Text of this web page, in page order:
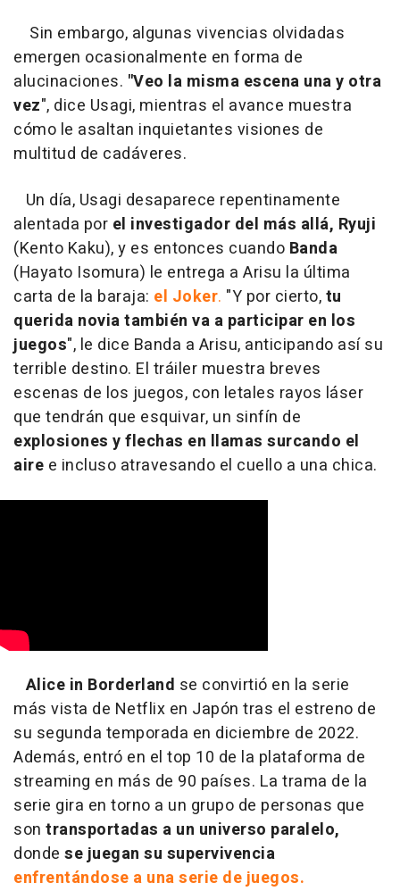
Sin embargo, algunas vivencias olvidadas
emergen ocasionalmente en forma de
alucinaciones. "Veo la misma escena una y otra
vez", dice Usagi, mientras el avance muestra
cómo le asaltan inquietantes visiones de
multitud de cadáveres.
Un día, Usagi desaparece repentinamente
alentada por el investigador del más allá, Ryuji
(Kento Kaku), y es entonces cuando Banda
(Hayato Isomura) le entrega a Arisu la última
carta de la baraja: el Joker. "Y por cierto,tu
querida novia también va a participar en los
juegos", le dice Banda a Arisu, anticipando así su
terrible destino. El tráiler muestra breves
escenas de los juegos, con letales rayos láser
que tendrán que esquivar, un sinfín de
explosiones y flechas en llamas surcando el
aire e incluso atravesando el cuello a una chica.
Alice in Borderland se convirtió en la serie
más vista de Netflix en Japón tras el estreno de
su segunda temporada en diciembre de 2022.
Además, entró en el top 10 de la plataforma de
streaming en más de 90 países. La trama de la
serie gira en torno a un grupo de personas que
son transportadas a un universo paralelo,
donde se juegan su supervivencia
enfrentándose a una serie de juegos.